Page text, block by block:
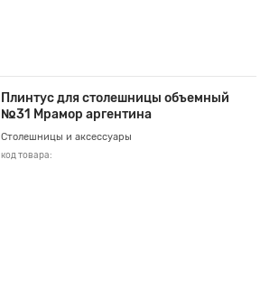
Плинтус для столешницы объемный
№31 Мрамор аргентина
Столешницы и аксессуары
код товара: